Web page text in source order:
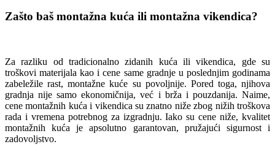
Zašto baš montažna kuća ili montažna vikendica?
Za razliku od tradicionalno zidanih kuća ili vikendica, gde su
troškovi materijala kao i cene same gradnje u poslednjim godinama
zabeležile rast, montažne kuće su povoljnije. Pored toga, njihova
gradnja nije samo ekonomičnija, već i brža i pouzdanija. Naime,
cene montažnih kuća i vikendica su znatno niže zbog nižih troškova
rada i vremena potrebnog za izgradnju. Iako su cene niže, kvalitet
montažnih kuća je apsolutno garantovan, pružajući sigurnost i
zadovoljstvo.